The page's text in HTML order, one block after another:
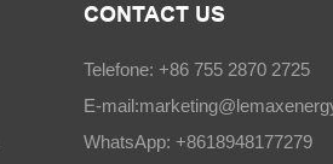
CONTACT US
Telefone: +86 755 2870 2725
E-mail:
WhatsApp: +8618948177279